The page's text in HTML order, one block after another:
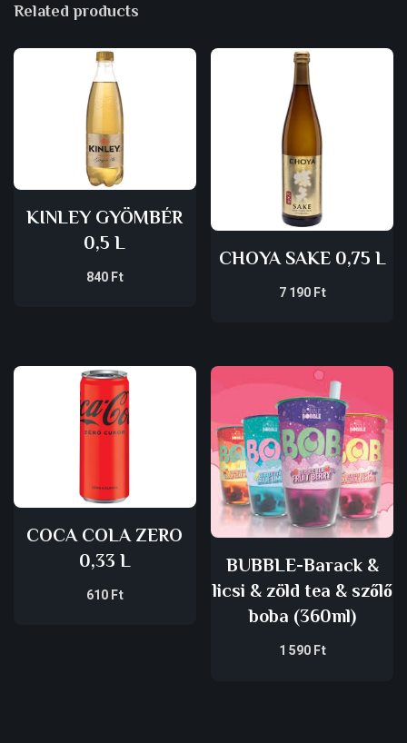
Related products
KINLEY GYÖMBÉR
0,5 L
840Ft
CHOYA SAKE 0,75 L
7 190Ft
COCA COLA ZERO
0,33 L
610Ft
BUBBLE-Barack &
licsi & zöld tea & szőlő
boba (360ml)
1 590Ft